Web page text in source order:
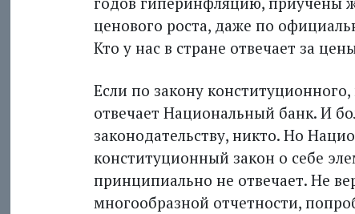
ценового роста, даже по
Кто у нас в стране отвечает за
Если по закону конституционного,
отвечает Национальный банк. И
законодательству, никто. Но
конституционный закон о себе
принципиально не отвечает. Не
многообразной отчетности,